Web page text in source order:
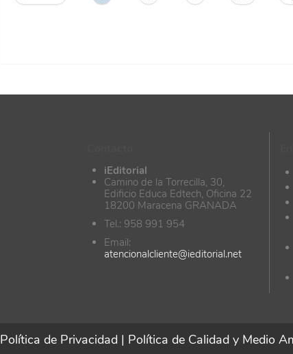
iEditorial
Camino de la Torrecilla, 30,
Edificio Educa Edtech, Oficina 22
18200 Maracena GRANADA
Tel.: 958 991 954
Email:
atencionalcliente@ieditorial.net
Política de Privacidad | Política de Calidad y Medio